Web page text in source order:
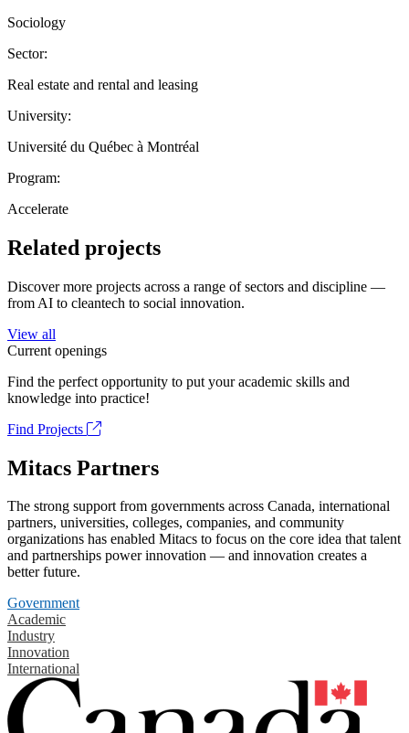
Sociology
Sector:
Real estate and rental and leasing
University:
Université du Québec à Montréal
Program:
Accelerate
Related projects
Discover more projects across a range of sectors and discipline —
from AI to cleantech to social innovation.
View all
Current openings
Find the perfect opportunity to put your academic skills and
knowledge into practice!
Find Projects
Mitacs Partners
The strong support from governments across Canada, international
partners, universities, colleges, companies, and community
organizations has enabled Mitacs to focus on the core idea that talent
and partnerships power innovation — and innovation creates a
better future.
Government
Academic
Industry
Innovation
International